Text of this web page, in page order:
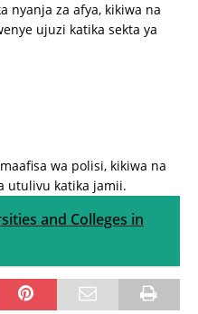
nyanja za afya, kikiwa na
ujuzi katika sekta ya
wa polisi, kikiwa na
utulivu katika jamii.
and Colleges in